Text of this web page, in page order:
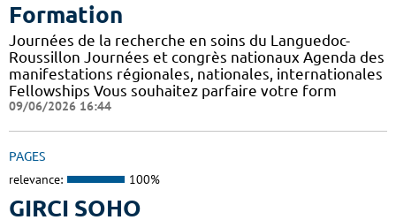
Formation
Journées de la recherche en soins du Languedoc-
Roussillon Journées et congrès nationaux Agenda des
manifestations régionales, nationales, internationales
Fellowships Vous souhaitez parfaire votre form
09/06/2026 16:44
PAGES
relevance: 100%
GIRCI SOHO